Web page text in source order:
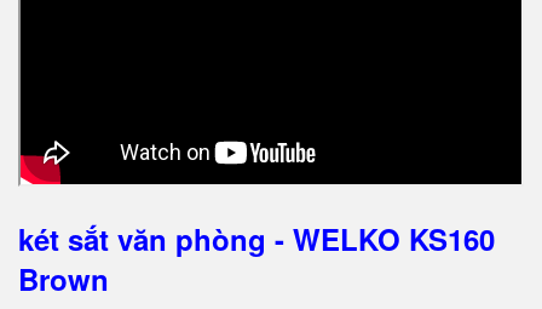
két sắt văn phòng - WELKO KS160
Brown